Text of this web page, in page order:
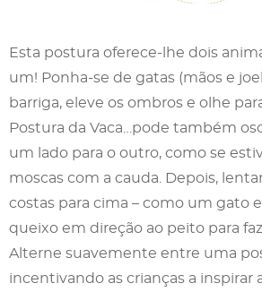
Esta postura oferece-lhe dois
um! Ponha-se de gatas (mãos e
barriga, eleve os ombros e olhe
Postura da Vaca…pode também
um lado para o outro, como se
moscas com a cauda. Depois,
costas para cima – como um gato
queixo em direção ao peito para
Alterne suavemente entre uma
incentivando as crianças a inspirar a